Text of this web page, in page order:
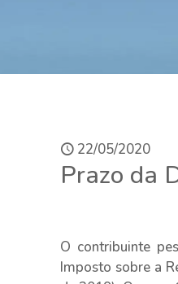
22/05/2020
Prazo da
O contribuinte
Imposto sobre a